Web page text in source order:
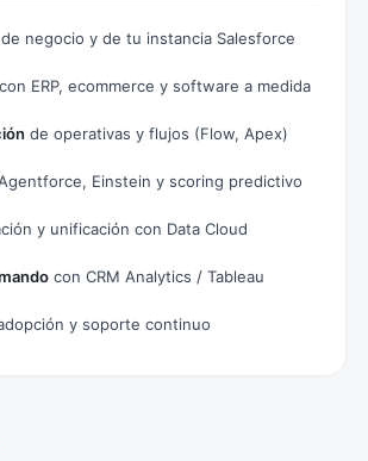
de negocio y de tu instancia Salesforce
con ERP, ecommerce y software a medida
de operativas y flujos (Flow, Apex)
Einstein y scoring predictivo
y unificación con Data Cloud
con CRM Analytics / Tableau
y soporte continuo